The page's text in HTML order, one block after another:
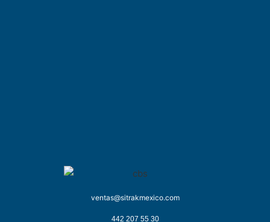
ventas@sitrakmexico.com
442 207 55 30